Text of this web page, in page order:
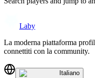
Laby
La moderna piattaforma
connettiti con la community.
Italiano